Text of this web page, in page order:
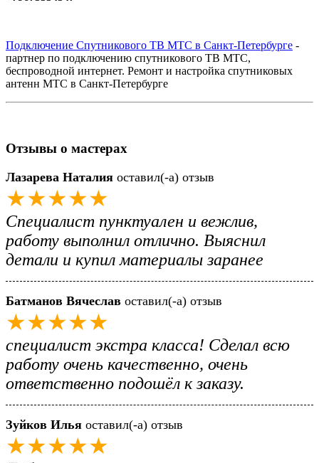
Подключение Спутникового ТВ МТС в Санкт-Петербурге -
партнер по подключению спутникового ТВ МТС,
беспроводной интернет. Ремонт и настройка спутниковых
антенн МТС в Санкт-Петербурге
Отзывы о мастерах
Лазарева Наталия оставил(-а) отзыв
★★★★★
Специалист пунктуален и вежлив,
работу выполнил отлично. Выяснил
детали и купил материалы заранее
Батманов Вячеслав оставил(-а) отзыв
★★★★★
специалист экстра класса! Сделал всю
работу очень качественно, очень
ответственно подошёл к заказу.
Зуйков Илья оставил(-а) отзыв
★★★★★